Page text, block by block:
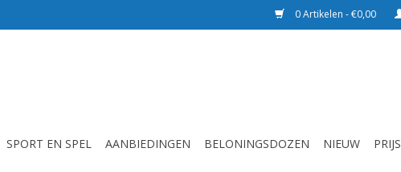
0 Artikelen - €0,00
SPORT EN SPEL AANBIEDINGEN BELONINGSDOZEN NIEUW PRIJS